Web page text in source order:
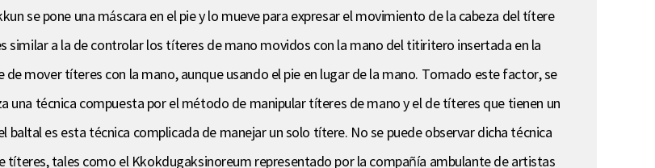
se pone una máscara en el pie y lo mueve para expresar el movimiento de la cabeza del títere
similar a la de controlar los títeres de mano movidos con la mano del titiritero insertada en la
mover títeres con la mano, aunque usando el pie en lugar de la mano. Tomado este factor, se
una técnica compuesta por el método de manipular títeres de mano y el de títeres que tienen un
es esta técnica complicada de manejar un solo títere. No se puede observar dicha técnica
tales como el Kkokdugaksinoreum representado por la compañía ambulante de artistas